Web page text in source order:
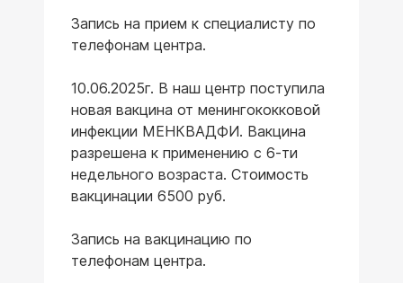
Запись на прием к специалисту по
телефонам центра.
10.06.2025г. В наш центр поступила
новая вакцина от менингококковой
инфекции МЕНКВАДФИ. Вакцина
разрешена к применению с 6-ти
недельного возраста. Стоимость
вакцинации 6500 руб.
Запись на вакцинацию по
телефонам центра.